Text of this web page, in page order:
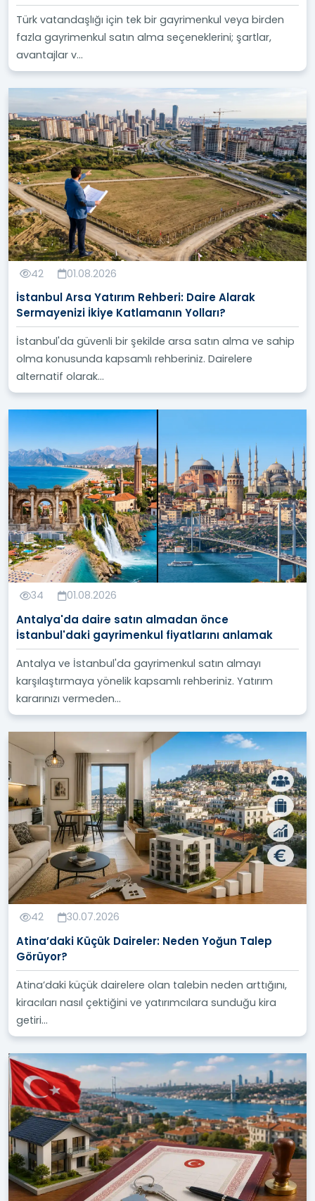
Türk vatandaşlığı için tek bir gayrimenkul veya birden
fazla gayrimenkul satın alma seçeneklerini; şartlar,
avantajlar v...
42 01.08.2026
İstanbul Arsa Yatırım Rehberi: Daire Alarak
Sermayenizi İkiye Katlamanın Yolları?
İstanbul'da güvenli bir şekilde arsa satın alma ve sahip
olma konusunda kapsamlı rehberiniz. Dairelere
alternatif olarak...
34 01.08.2026
Antalya'da daire satın almadan önce
İstanbul'daki gayrimenkul fiyatlarını anlamak
Antalya ve İstanbul'da gayrimenkul satın almayı
karşılaştırmaya yönelik kapsamlı rehberiniz. Yatırım
kararınızı vermeden...
42 30.07.2026
Atina’daki Küçük Daireler: Neden Yoğun Talep
Görüyor?
Atina’daki küçük dairelere olan talebin neden arttığını,
kiracıları nasıl çektiğini ve yatırımcılara sunduğu kira
getiri...